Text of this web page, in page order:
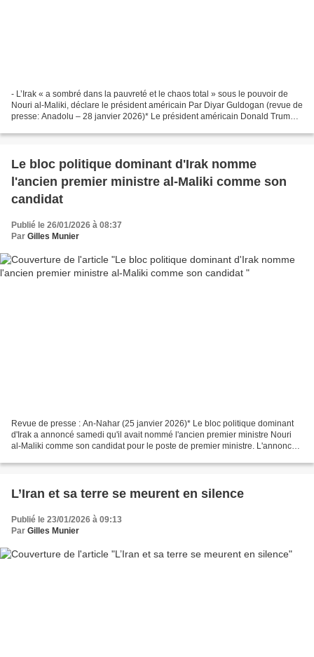
- L’Irak « a sombré dans la pauvreté et le chaos total » sous le pouvoir de
Nouri al-Maliki, déclare le président américain Par Diyar Guldogan (revue de
presse: Anadolu – 28 janvier 2026)* Le président américain Donald Trump a
Le bloc politique dominant d'Irak nomme
l'ancien premier ministre al-Maliki comme son
candidat
Publié le 26/01/2026 à 08:37
Par Gilles Munier
Revue de presse : An-Nahar (25 janvier 2026)* Le bloc politique dominant
d'Irak a annoncé samedi qu'il avait nommé l'ancien premier ministre Nouri
al-Maliki comme son candidat pour le poste de premier ministre. L'annonce
L’Iran et sa terre se meurent en silence
Publié le 23/01/2026 à 09:13
Par Gilles Munier